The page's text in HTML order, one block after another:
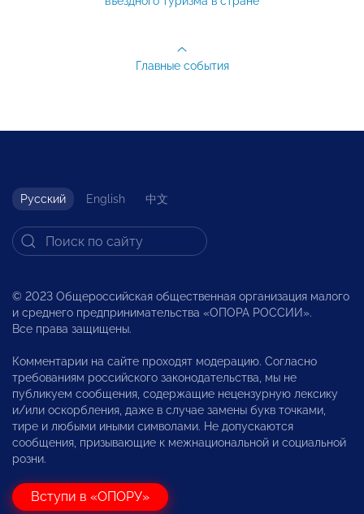
Главные события
Русский English 中文
© 2023 Общероссийская общественная организация малого
и среднего предпринимательства «ОПОРА РОССИИ».
Все права защищены.
Комментарии на сайте проходят модерацию. Согласно
требованиям российского законодательства, мы не
публикуем сообщения, содержащие нецензурную лексику
и/или оскорбления, даже в случае замены букв точками,
тире и любыми иными символами. Не допускаются
сообщения, призывающие к межнациональной и социальной
розни.
Вступи в «ОПОРУ»